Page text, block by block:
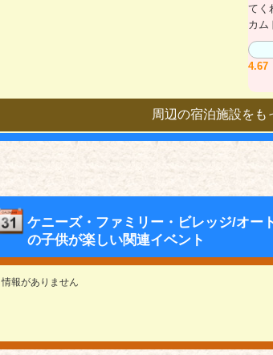
てく
カム
4.67
周辺の宿泊施設を
ケニーズ・ファミリー・ビレッジ/オー
の子供が楽しい関連イベント
情報がありません